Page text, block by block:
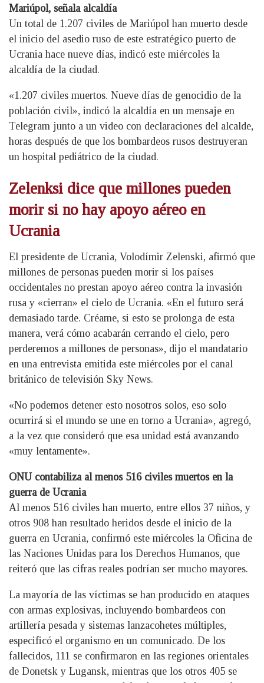
Mariúpol, señala alcaldía
Un total de 1.207 civiles de Mariúpol han muerto desde
el inicio del asedio ruso de este estratégico puerto de
Ucrania hace nueve días, indicó este miércoles la
alcaldía de la ciudad.
«1.207 civiles muertos. Nueve días de genocidio de la
población civil», indicó la alcaldía en un mensaje en
Telegram junto a un video con declaraciones del alcalde,
horas después de que los bombardeos rusos destruyeran
un hospital pediátrico de la ciudad.
Zelenksi dice que millones pueden
morir si no hay apoyo aéreo en
Ucrania
El presidente de Ucrania, Volodímir Zelenski, afirmó que
millones de personas pueden morir si los países
occidentales no prestan apoyo aéreo contra la invasión
rusa y «cierran» el cielo de Ucrania. «En el futuro será
demasiado tarde. Créame, si esto se prolonga de esta
manera, verá cómo acabarán cerrando el cielo, pero
perderemos a millones de personas», dijo el mandatario
en una entrevista emitida este miércoles por el canal
británico de televisión Sky News.
«No podemos detener esto nosotros solos, eso solo
ocurrirá si el mundo se une en torno a Ucrania», agregó,
a la vez que consideró que esa unidad está avanzando
«muy lentamente».
ONU contabiliza al menos 516 civiles muertos en la
guerra de Ucrania
Al menos 516 civiles han muerto, entre ellos 37 niños, y
otros 908 han resultado heridos desde el inicio de la
guerra en Ucrania, confirmó este miércoles la Oficina de
las Naciones Unidas para los Derechos Humanos, que
reiteró que las cifras reales podrían ser mucho mayores.
La mayoría de las víctimas se han producido en ataques
con armas explosivas, incluyendo bombardeos con
artillería pesada y sistemas lanzacohetes múltiples,
especificó el organismo en un comunicado. De los
fallecidos, 111 se confirmaron en las regiones orientales
de Donetsk y Lugansk, mientras que los otros 405 se